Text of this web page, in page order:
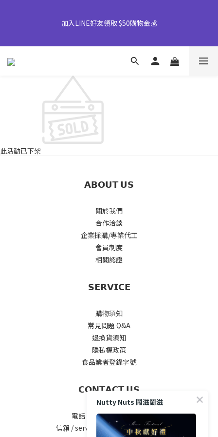
詢價或致電專人服務 04-25355777#25
加入LINE好友領取 $50購物金💰
👉風味堅果系列(鹹蛋肉鬆除外)產地將移轉至越南，商品皆有經過
【早鳥優惠倒數中】中秋禮盒82折起｜50盒以上另享優惠➤ 點我
詢價或致電專人服務 04-25355777#25
此活動已下架
𝗔𝗕𝗢𝗨𝗧 𝗨𝗦
關於我們
合作洽談
企業採購/專業代工
會員制度
相關認證
𝗦𝗘𝗥𝗩𝗜𝗖𝗘
購物須知
常見問題 Q&A
退換貨須知
隱私權政策
食品業者登錄字號
𝗖𝗢𝗡𝗧𝗔𝗖𝗧 𝗨𝗦
電話 / 04-2535-5777#25
信箱 / service@nuttynuts.com.tw
Nutty Nuts 鬧滋鬧滋